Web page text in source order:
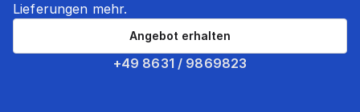
Lieferungen mehr.
+49 8631 / 9869823
Angebot erhalten